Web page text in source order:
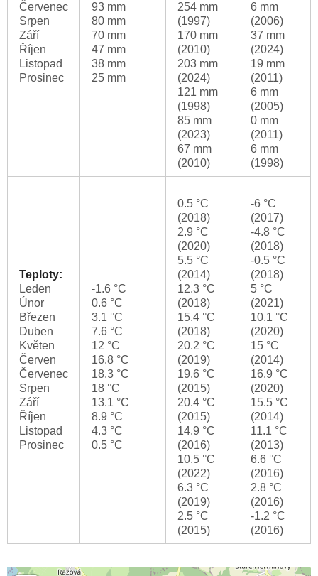
Červenec
Srpen
Září
Říjen
Listopad
Prosinec
93 mm
80 mm
70 mm
47 mm
38 mm
25 mm
254 mm
(1997)
170 mm
(2010)
203 mm
(2024)
121 mm
(1998)
85 mm
(2023)
67 mm
(2010)
6 mm
(2006)
37 mm
(2024)
19 mm
(2011)
6 mm
(2005)
0 mm
(2011)
6 mm
(1998)
Teploty:
Leden
Únor
Březen
Duben
Květen
Červen
Červenec
Srpen
Září
Říjen
Listopad
Prosinec
-1.6 °C
0.6 °C
3.1 °C
7.6 °C
12 °C
16.8 °C
18.3 °C
18 °C
13.1 °C
8.9 °C
4.3 °C
0.5 °C
0.5 °C
(2018)
2.9 °C
(2020)
5.5 °C
(2014)
12.3 °C
(2018)
15.4 °C
(2018)
20.2 °C
(2019)
19.6 °C
(2015)
20.4 °C
(2015)
14.9 °C
(2016)
10.5 °C
(2022)
6.3 °C
(2019)
2.5 °C
(2015)
-6 °C
(2017)
-4.8 °C
(2018)
-0.5 °C
(2018)
5 °C
(2021)
10.1 °C
(2020)
15 °C
(2014)
16.9 °C
(2020)
15.5 °C
(2014)
11.1 °C
(2013)
6.6 °C
(2016)
2.8 °C
(2016)
-1.2 °C
(2016)